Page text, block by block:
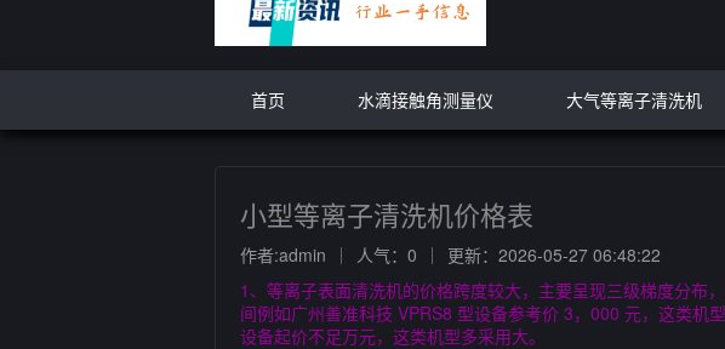
首页 水滴接触角测量仪 大气等离子清洗机
小型等离子清洗机价格表
作者:admin 人气：0
更新：2026-05-27 06:48:22
1、等离子表面清洗机的价格跨度较大，主要呈现三级梯度分布
间例如广州善准科技 VPRS8 型设备参考价 3，000 元，这类
设备起价不足万元，这类机型多采用大。